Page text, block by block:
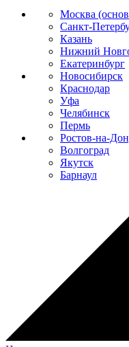
Москва
Санкт-
Казань
Нижний
Екатеринбург
Новосибирск
Краснодар
Уфа
Челябинск
Пермь
Ростов-на-
Волгоград
Якутск
Барнаул